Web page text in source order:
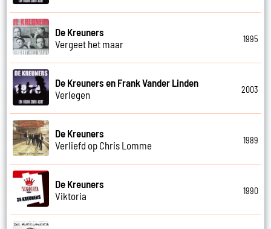
De Kreuners
Vergeet het maar
1995
De Kreuners en Frank Vander Linden
Verlegen
2003
De Kreuners
Verliefd op Chris Lomme
1989
De Kreuners
Viktoria
1990